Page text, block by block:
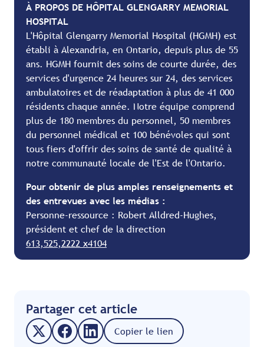
À PROPOS DE HÔPITAL GLENGARRY MEMORIAL
HOSPITAL
L'Hôpital Glengarry Memorial Hospital (HGMH) est
établi à Alexandria, en Ontario, depuis plus de 55
ans. HGMH fournit des soins de courte durée, des
services d'urgence 24 heures sur 24, des services
ambulatoires et de réadaptation à plus de 41 000
résidents chaque année. Notre équipe comprend
plus de 180 membres du personnel, 50 membres
du personnel médical et 100 bénévoles qui sont
tous fiers d'offrir des soins de santé de qualité à
notre communauté locale de l'Est de l'Ontario.
Pour obtenir de plus amples renseignements et
des entrevues avec les médias :
Personne-ressource : Robert Alldred-Hughes,
président et chef de la direction
613,525,2222 x4104
Partager cet article
Copier le lien